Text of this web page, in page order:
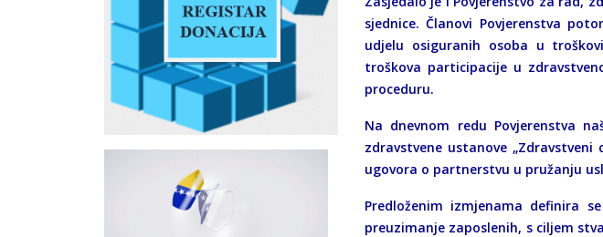
sjednice. Članovi Povjerenstva
udjelu osiguranih osoba u
troškova participacije u
proceduru.
Na dnevnom redu Povjerenstva
zdravstvene ustanove
ugovora o partnerstvu u pružanju
Predloženim izmjenama definira
preuzimanje zaposlenih, s ciljem